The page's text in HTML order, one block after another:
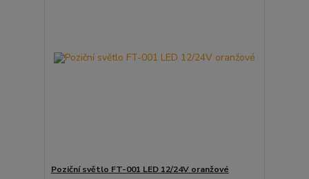
Poziční světlo FT-001 LED 12/24V oranžové